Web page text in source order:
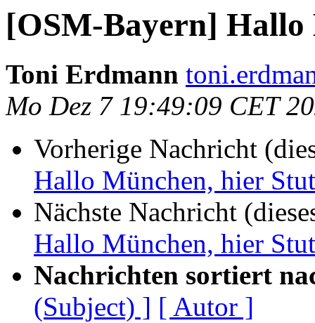
[OSM-Bayern]
Toni Erdmann
Mo Dez 7 19:49:09 CET
Vorherige Nachricht
Hallo München, hier
Nächste Nachricht
Hallo München, hier
Nachrichten sortiert
(Subject) ] [ Autor ]